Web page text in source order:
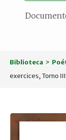
Biblioteca >
exercices, Tomo III